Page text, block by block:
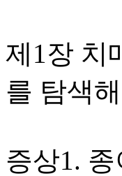
제1장 치
를 탐색
증상1.